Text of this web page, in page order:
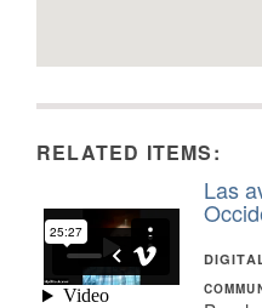
RELATED ITEMS:
Las